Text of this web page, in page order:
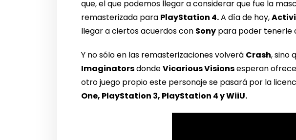
que, el que podemos llegar a considerar que fue la
remasterizada para PlayStation 4.A día de hoy,
llegar a ciertos acuerdos con Sony para poder tenerle
Y no sólo en las remasterizaciones volverá Crash, sino
ImaginatorsdondeVicarious Visionsesperan
otro juego propio este personaje se pasará por la
One, PlayStation 3, PlayStation 4 y WiiU.